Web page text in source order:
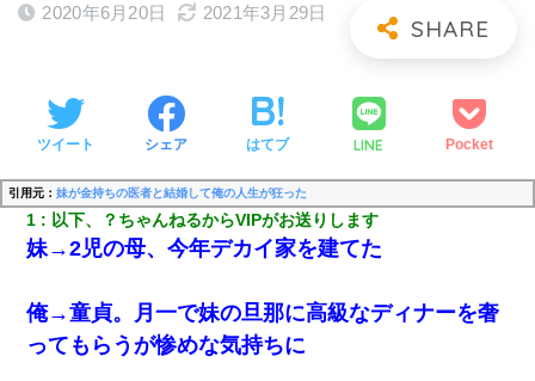
2020年6月20日 2021年3月29日
ツイート シェア はてブ LINE Pocket
引用元： 妹が金持ちの医者と結婚して俺の人生が狂った
1 以下、？ちゃんねるからVIPがお送りします
妹→2児の母、今年デカイ家を建てた
俺→童貞。月一で妹の旦那に高級なディナーを奢
ってもらうが惨めな気持ちに